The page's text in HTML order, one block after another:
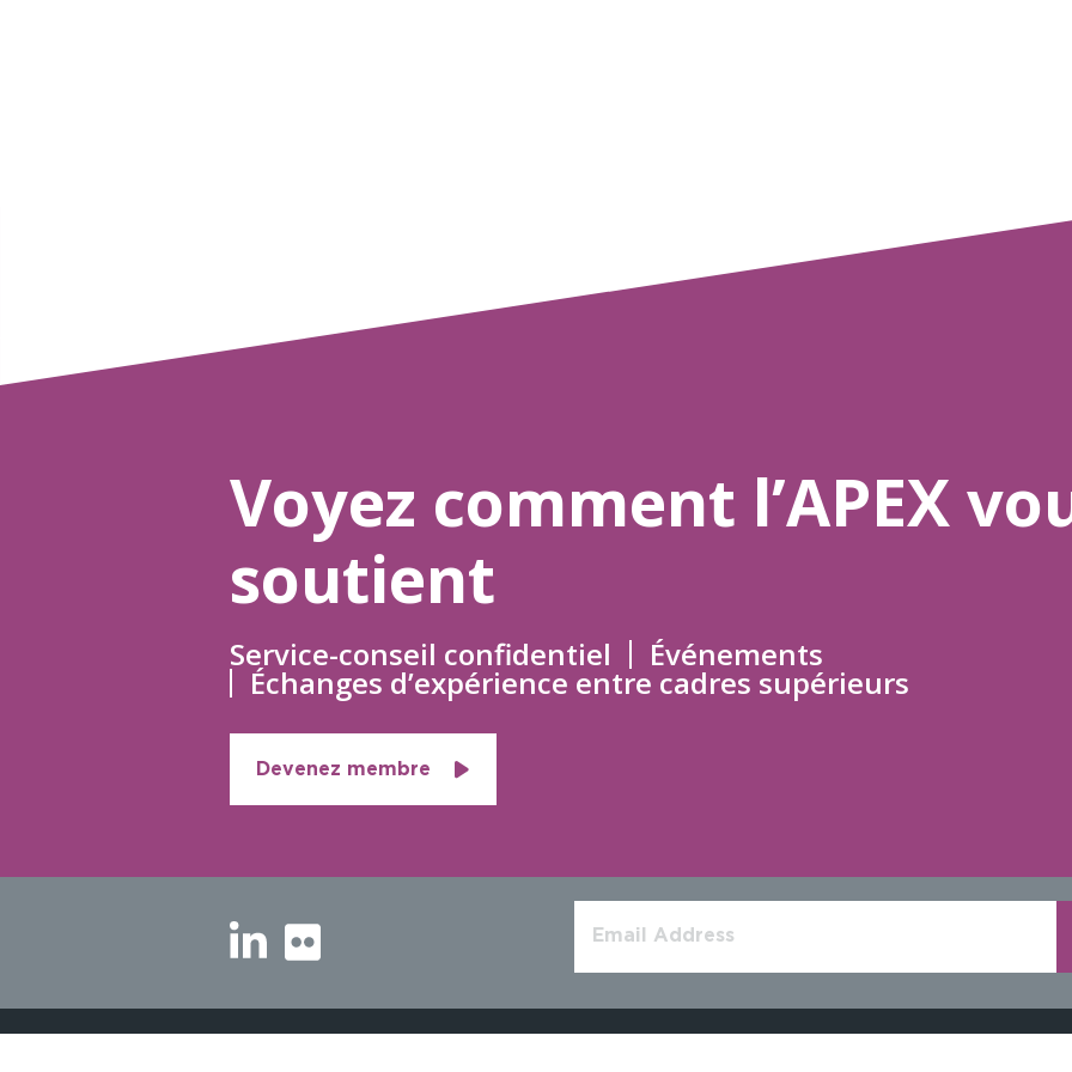
Voyez comment l’APEX
soutient
Service-conseil confidentiel Événements
Échanges d’expérience entre cadres supérieurs
Devenez membre